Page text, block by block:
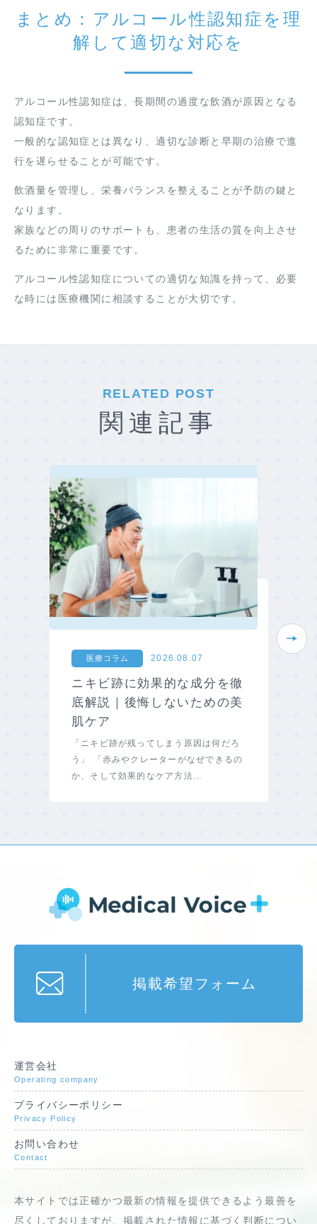
まとめ：アルコール性認知症を理
解して適切な対応を
アルコール性認知症は、長期間の過度な飲酒が原因となる
認知症です。
一般的な認知症とは異なり、適切な診断と早期の治療で進
行を遅らせることが可能です。
飲酒量を管理し、栄養バランスを整えることが予防の鍵と
なります。
家族などの周りのサポートも、患者の生活の質を向上させ
るために非常に重要です。
アルコール性認知症についての適切な知識を持って、必要
な時には医療機関に相談することが大切です。
RELATED POST
関連記事
医療コラム 2026.08.07
ニキビ跡に効果的な成分を徹
底解説｜後悔しないための美
肌ケア
「ニキビ跡が残ってしまう原因は何だろ
う」 「赤みやクレーターがなぜできるの
か、そして効果的なケア方法...
Next
掲載希望フォーム
運営会社
Operating company
プライバシーポリシー
Privacy Policy
お問い合わせ
Contact
本サイトでは正確かつ最新の情報を提供できるよう最善を
尽くしておりますが、掲載された情報に基づく判断につい